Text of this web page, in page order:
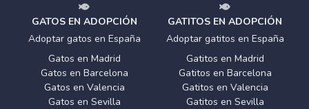
GATOS EN ADOPCIÓN
Adoptar gatos en España
Gatos en Madrid
Gatos en Barcelona
Gatos en Valencia
Gatos en Sevilla
GATITOS EN ADOPCIÓN
Adoptar gatitos en España
Gatitos en Madrid
Gatitos en Barcelona
Gatitos en Valencia
Gatitos en Sevilla